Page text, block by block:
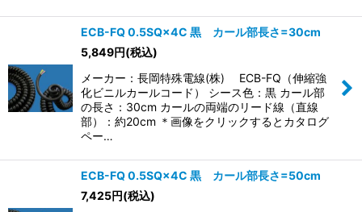
ECB-FQ 0.5SQ×4C 黒 カール部長さ=30cm
5,849円(税込)
メーカー：長岡特殊電線(株) ECB-FQ（伸縮強
化ビニルカールコード） シース色：黒 カール部
の長さ：30cm カールの両端のリード線（直線
部）：約20cm ＊画像をクリックするとカタログ
ペー…
ECB-FQ 0.5SQ×4C 黒 カール部長さ=50cm
7,425円(税込)